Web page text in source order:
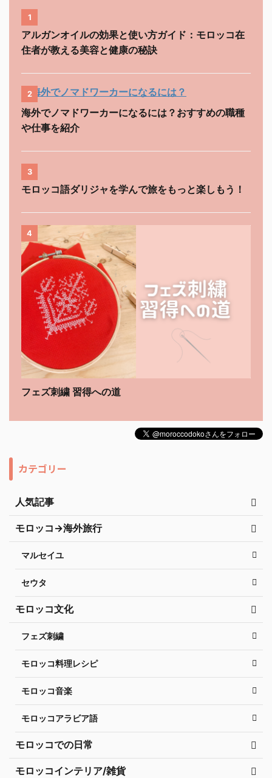
1
アルガンオイルの効果と使い方ガイド：モロッコ在
住者が教える美容と健康の秘訣
2
海外でノマドワーカーになるには？おすすめの職種
や仕事を紹介
3
モロッコ語ダリジャを学んで旅をもっと楽しもう！
4
フェズ刺繍 習得への道
カテゴリー
人気記事
モロッコ→海外旅行
マルセイユ
セウタ
モロッコ文化
フェズ刺繍
モロッコ料理レシピ
モロッコ音楽
モロッコアラビア語
モロッコでの日常
モロッコインテリア/雑貨